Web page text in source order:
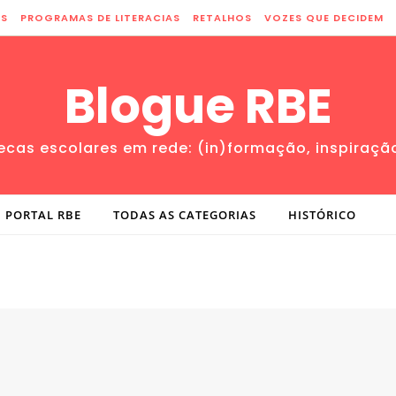
PROGRAMAS DE LITERACIAS RETALHOS VOZES QUE DECIDEM
Blogue RBE
escolares em rede: (in)formação,
PORTAL RBE TODAS AS CATEGORIAS HISTÓRICO